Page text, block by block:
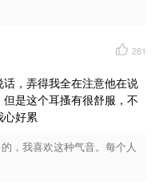
281
，弄得我全在注意他在说
是这个耳搔有很舒服，不
好累
，我喜欢这种气音。每个人